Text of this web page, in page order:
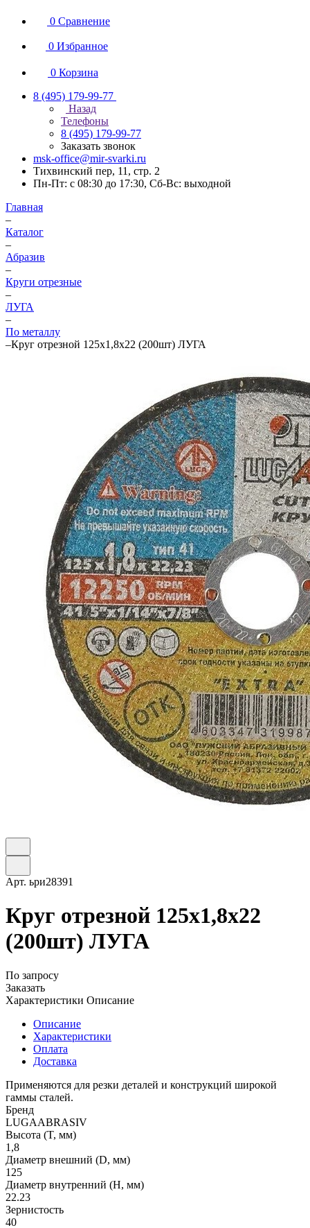
0 Сравнение
0 Избранное
0 Корзина
8 (495) 179-99-77
Назад
Телефоны
8 (495) 179-99-77
Заказать звонок
msk-office@mir-svarki.ru
Тихвинский пер, 11, стр. 2
Пн-Пт: с 08:30 до 17:30, Сб-Вс: выходной
Главная
–
Каталог
–
Абразив
–
Круги отрезные
–
ЛУГА
–
По металлу
–Круг отрезной 125х1,8х22 (200шт) ЛУГА
Арт. ьри28391
Круг отрезной 125х1,8х22
(200шт) ЛУГА
По запросу
Заказать
Характеристики Описание
Описание
Характеристики
Оплата
Доставка
Применяются для резки деталей и конструкций широкой
гаммы сталей.
Бренд
LUGAABRASIV
Высота (T, мм)
1,8
Диаметр внешний (D, мм)
125
Диаметр внутренний (H, мм)
22.23
Зернистость
40